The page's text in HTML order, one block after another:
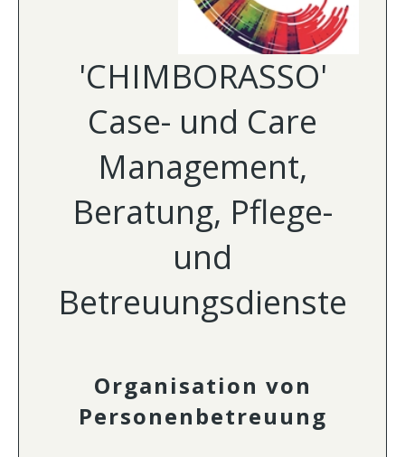
'CHIMBORASSO'
Case- und Care
Management,
Beratung, Pflege-
und
Betreuungsdienste
Organisation von
Personenbetreuung